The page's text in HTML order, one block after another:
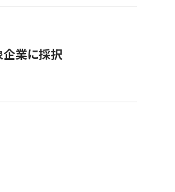
企業に採択